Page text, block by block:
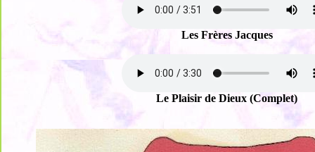
Les Frères Jacques
Le Plaisir de Dieux (Complet)